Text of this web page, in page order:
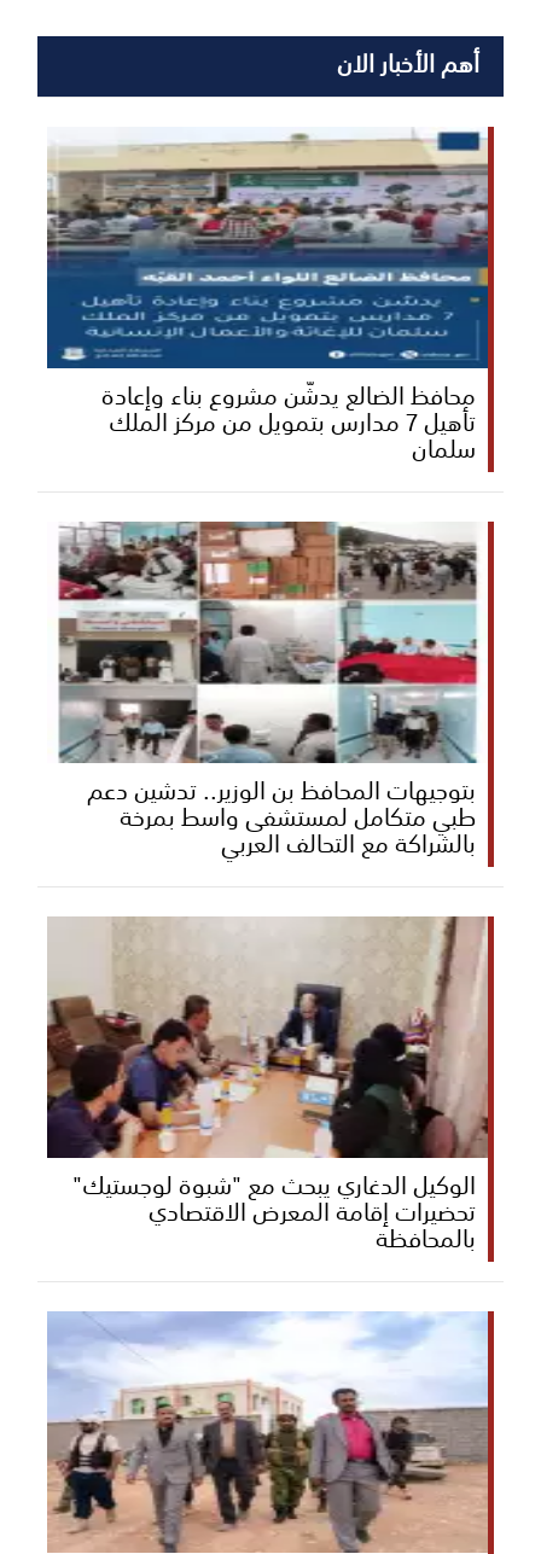
أهم الأخبار الان
محافظ الضالع يدشّن مشروع بناء وإعادة
تأهيل 7 مدارس بتمويل من مركز الملك
سلمان
بتوجيهات المحافظ بن الوزير.. تدشين دعم
طبي متكامل لمستشفى واسط بمرخة
بالشراكة مع التحالف العربي
الوكيل الدغاري يبحث مع "شبوة لوجستيك"
تحضيرات إقامة المعرض الاقتصادي
بالمحافظة